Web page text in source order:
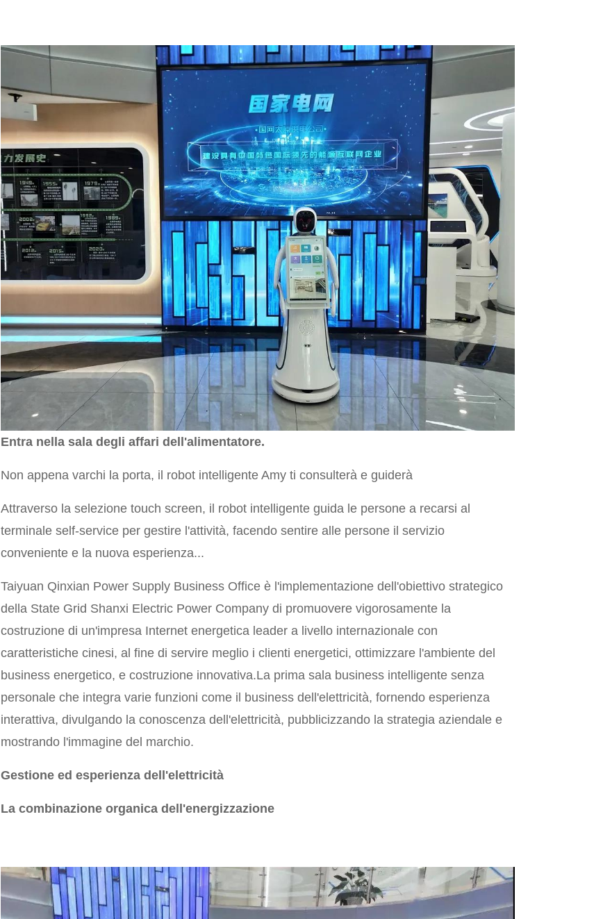
Entra nella sala degli affari dell'alimentatore.
Non appena varchi la porta, il robot intelligente Amy ti consulterà e guiderà
Attraverso la selezione touch screen, il robot intelligente guida le persone a recarsi al
terminale self-service per gestire l'attività, facendo sentire alle persone il servizio
conveniente e la nuova esperienza...
Taiyuan Qinxian Power Supply Business Office è l'implementazione dell'obiettivo strategico
della State Grid Shanxi Electric Power Company di promuovere vigorosamente la
costruzione di un'impresa Internet energetica leader a livello internazionale con
caratteristiche cinesi, al fine di servire meglio i clienti energetici, ottimizzare l'ambiente del
business energetico, e costruzione innovativa.La prima sala business intelligente senza
personale che integra varie funzioni come il business dell'elettricità, fornendo esperienza
interattiva, divulgando la conoscenza dell'elettricità, pubblicizzando la strategia aziendale e
mostrando l'immagine del marchio.
Gestione ed esperienza dell'elettricità
La combinazione organica dell'energizzazione